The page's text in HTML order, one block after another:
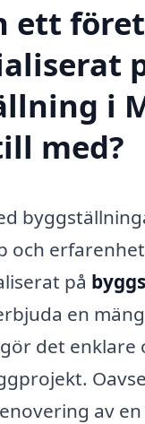
ett
i
med?
och
på
en
det enklare
av en